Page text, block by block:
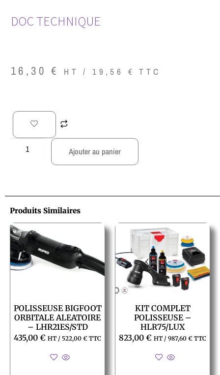
DOC TECHNIQUE
16,30€ HT / 19,56 € TTC
Ajouter au panier
Produits Similaires
POLISSEUSE BIGFOOT
ORBITALE ALEATOIRE
– LHR21ES/STD
435,00 € HT / 522,00 € TTC
KIT COMPLET
POLISSEUSE –
HLR75/LUX
823,00 € HT / 987,60 € TTC